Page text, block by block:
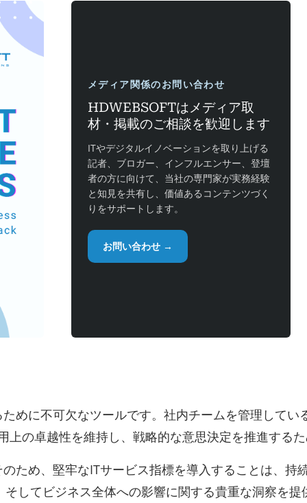
メディア関係のお問い合わせ
HDWEBSOFTはメディア取
材・掲載のご相談を歓迎します
ITやデジタルイノベーションを取り上げる
記者、ブロガー、インフルエンサー、登壇
者の方に向けて、当社の専門家が実務経験
と知見を共有し、価値あるコンテンツづく
りをサポートします。
お問い合わせ →
めに不可欠なツールです。社内チームを管理してい
の卓越性を維持し、戦略的な意思決定を推進する
ため、堅牢なITサービス指標を導入することは、持
してビジネス全体への影響に関する貴重な洞察を提